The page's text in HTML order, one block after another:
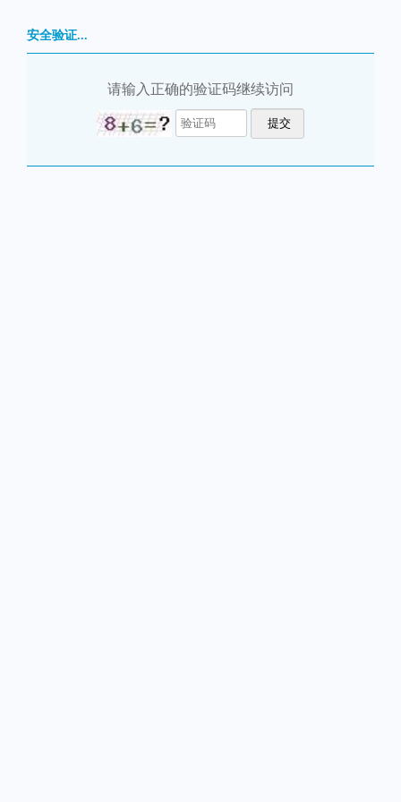
安全验证...
请输入正确的验证码继续访问